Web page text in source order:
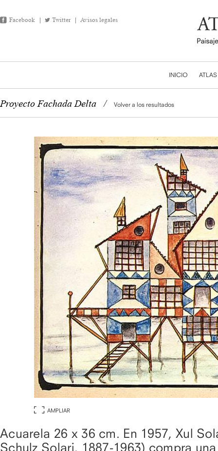
Facebook Twitter Avisos legales
INICIO ATLAS
Proyecto Fachada Delta / Volver a los resultados
AMPLIAR
Acuarela 26 x 36 cm. En 1957, Xul
Schulz Solari, 1887-1963) compra